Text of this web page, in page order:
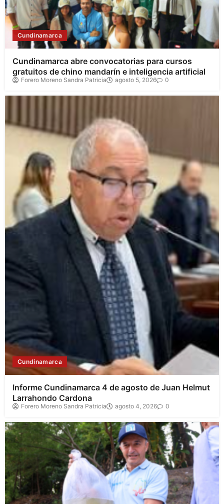
Cundinamarca
Cundinamarca abre convocatorias para cursos
gratuitos de chino mandarín e inteligencia artificial
Forero Moreno Sandra Patricia agosto 5, 2026 0
Cundinamarca
Informe Cundinamarca 4 de agosto de Juan Helmut
Larrahondo Cardona
Forero Moreno Sandra Patricia agosto 4, 2026 0